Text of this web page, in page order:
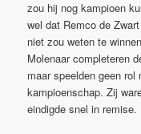
zou hij nog kampioen
wel dat Remco de
niet zou weten te
Molenaar completeren
maar speelden geen
kampioenschap. Zij
eindigde snel in remise.